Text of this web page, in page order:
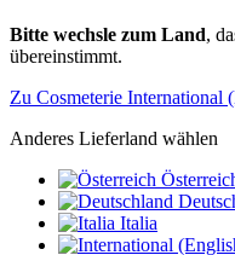
Bitte wechsle zum Land,
übereinstimmt.
Zu Cosmeterie International
Anderes Lieferland wählen
Italia